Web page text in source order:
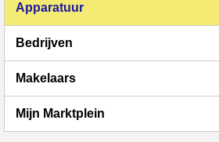
Apparatuur
Bedrijven
Makelaars
Mijn Marktplein